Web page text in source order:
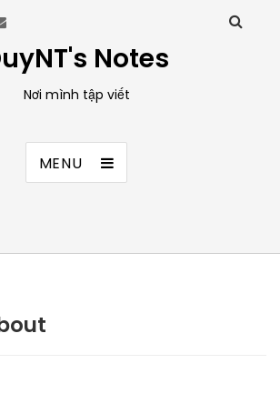
Notes
Nơi mình tập viết
MENU